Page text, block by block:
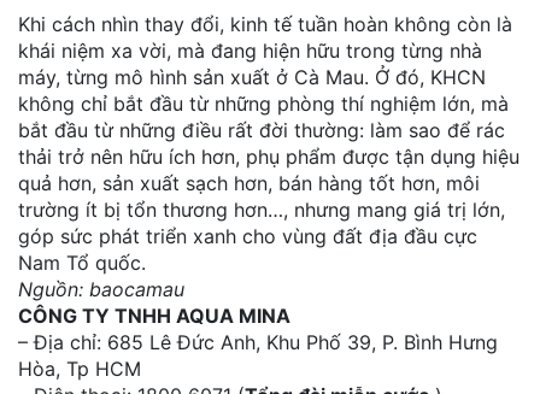
Khi cách nhìn thay đổi, kinh tế tuần hoàn không còn là
khái niệm xa vời, mà đang hiện hữu trong từng nhà
máy, từng mô hình sản xuất ở Cà Mau. Ở đó, KHCN
không chỉ bắt đầu từ những phòng thí nghiệm lớn, mà
bắt đầu từ những điều rất đời thường: làm sao để rác
thải trở nên hữu ích hơn, phụ phẩm được tận dụng hiệu
quả hơn, sản xuất sạch hơn, bán hàng tốt hơn, môi
trường ít bị tổn thương hơn…, nhưng mang giá trị lớn,
góp sức phát triển xanh cho vùng đất địa đầu cực
Nam Tổ quốc.
Nguồn: baocamau
CÔNG TY TNHH AQUA MINA
– Địa chỉ: 685 Lê Đức Anh, Khu Phố 39, P. Bình Hưng
Hòa, Tp HCM